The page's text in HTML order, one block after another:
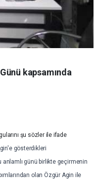
kapsamında
şu sözler ile ifade
gösterdikleri
anlamlı günü birlikte geçirmenin
olan Özgür Agin ile